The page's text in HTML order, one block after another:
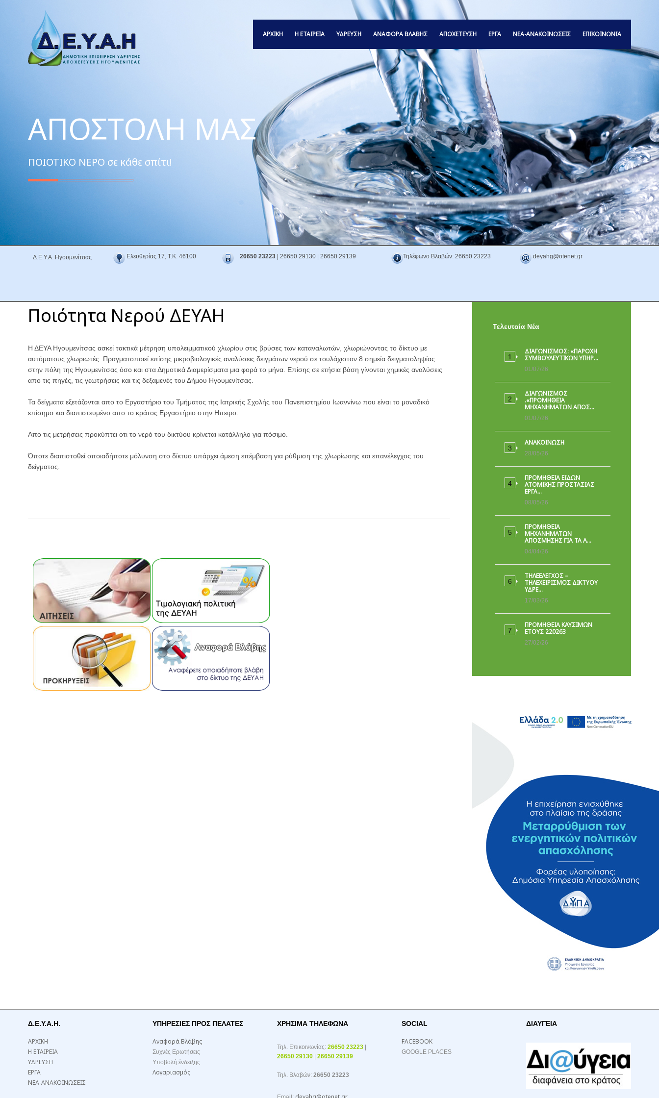
ΑΡΧΙΚΗ Η ΕΤΑΙΡΕΙΑ ΥΔΡΕΥΣΗ ΑΝΑΦΟΡΆ ΒΛΆΒΗΣ ΑΠΟΧΕΤΕΥΣΗ ΕΡΓΑ ΝΕΑ-ΑΝΑΚΟΙΝΩΣΕΙΣ ΕΠΙΚΟΙΝΩΝΙΑ
ΑΠΟΣΤΟΛΉ ΜΑΣ
ΠΟΙΟΤΙΚΟ ΝΕΡΟ σε κάθε σπίτι!
Δ.Ε.Υ.Α. Ηγουμενίτσας Ελευθερίας 17, Τ.Κ. 46100 26650 23223 | 26650 29130 | 26650 29139 Τηλέφωνο Βλαβών: 26650 23223 deyahg@otenet.gr
Ποιότητα Νερού ΔΕΥΑΗ
Η ΔΕΥΑ Ηγουμενίτσας ασκεί τακτικά μέτρηση υπολειμματικού χλωρίου στις βρύσες των καταναλωτών, χλωριώνοντας το δίκτυο με
αυτόματους χλωριωτές. Πραγματοποιεί επίσης μικροβιολογικές αναλύσεις δειγμάτων νερού σε τουλάχιστον 8 σημεία δειγματοληψίας
στην πόλη της Ηγουμενίτσας όσο και στα Δημοτικά Διαμερίσματα μια φορά το μήνα. Επίσης σε ετήσια βάση γίνονται χημικές αναλύσεις
απο τις πηγές, τις γεωτρήσεις και τις δεξαμενές του Δήμου Ηγουμενίτσας.
Τα δείγματα εξετάζονται απο το Εργαστήριο του Τμήματος της Ιατρικής Σχολής του Πανεπιστημίου Ιωαννίνω που είναι το μοναδικό
επίσημο και διαπιστευμένο απο το κράτος Εργαστήριο στην Ηπειρο.
Απο τις μετρήσεις προκύπτει οτι το νερό του δικτύου κρίνεται κατάλληλο για πόσιμο.
Όποτε διαπιστοθεί οποιαδήποτε μόλυνση στο δίκτυο υπάρχει άμεση επέμβαση για ρύθμιση της χλωρίωσης και επανέλεγχος του
δείγματος.
Τελευταία Νέα
ΔΙΑΓΩΝΙΣΜΟΣ: «ΠΑΡΟΧΉ
ΣΥΜΒΟΥΛΕΥΤΙΚΏΝ ΥΠΗΡ…
01/07/26
ΔΙΑΓΩΝΙΣΜΟΣ
.«ΠΡΟΜΗΘΕΙΑ
ΜΗΧΑΝΗΜΑΤΩΝ ΑΠΟΣ…
01/07/26
ΑΝΑΚΟΙΝΩΣΗ
28/05/26
ΠΡΟΜΉΘΕΙΑ ΕΙΔΏΝ
ΑΤΟΜΙΚΉΣ ΠΡΟΣΤΑΣΊΑΣ
ΕΡΓΑ…
08/05/26
ΠΡΟΜΗΘΕΙΑ
ΜΗΧΑΝΗΜΑΤΩΝ
ΑΠΟΣΜΗΣΗΣ ΓΙΑ ΤΑ Α…
04/04/26
ΤΗΛΕΕΛΕΓΧΟΣ –
ΤΗΛΕΧΕΙΡΙΣΜΟΣ ΔΙΚΤΥΟΥ
ΥΔΡΕ…
17/03/26
ΠΡΟΜΗΘΕΙΑ ΚΑΥΣΙΜΩΝ
ΕΤΟΥΣ 220263
27/02/26
Δ.Ε.Υ.Α.Η.
ΑΡΧΙΚΗ
Η ΕΤΑΙΡΕΙΑ
ΥΔΡΕΥΣΗ
ΕΡΓΑ
ΝΕΑ-ΑΝΑΚΟΙΝΩΣΕΙΣ
ΥΠΗΡΕΣΙΕΣ ΠΡΟΣ ΠΕΛΑΤΕΣ
Αναφορά Βλάβης
Συχνές Ερωτήσεις
Υποβολή ένδειξης
Λογαριασμός
ΧΡΉΣΙΜΑ ΤΗΛΈΦΩΝΑ
Τηλ. Επικοινωνίας: 26650 23223
26650 29130
26650 29139
Τηλ. Βλαβών: 26650 23223
SOCIAL
FACEBOOK
GOOGLE PLACES
ΔΙΑΥΓΕΙΑ